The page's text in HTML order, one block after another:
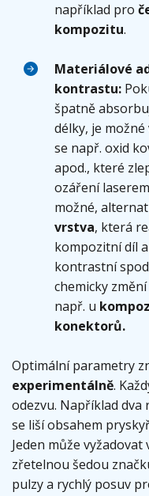
například pro
kompozitu.
Materiálové
kontrastu:
špatně
délky, je
se např. oxid
apod., které
ozáření
možné,
vrstva, která
kompozitní díl
kontrastní
chemicky
např. u
konektorů.
Optimální parametry
experimentálně.
odezvu. Například
se liší obsahem
Jeden může
zřetelnou šedou
pulzy a rychlý posuv